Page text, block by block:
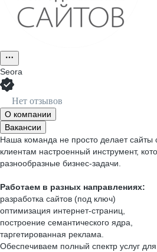
Seora
Нет отзывов
О компании
Вакансии
Наша команда не просто делает
клиентам настроенный инструмент,
разнообразные бизнес-задачи.
Работаем в разных направлениях:
разработка сайтов (под ключ)
оптимизация интернет-страниц,
построение семантического ядра,
таргетированная реклама.
Обеспечиваем полный спектр услуг для